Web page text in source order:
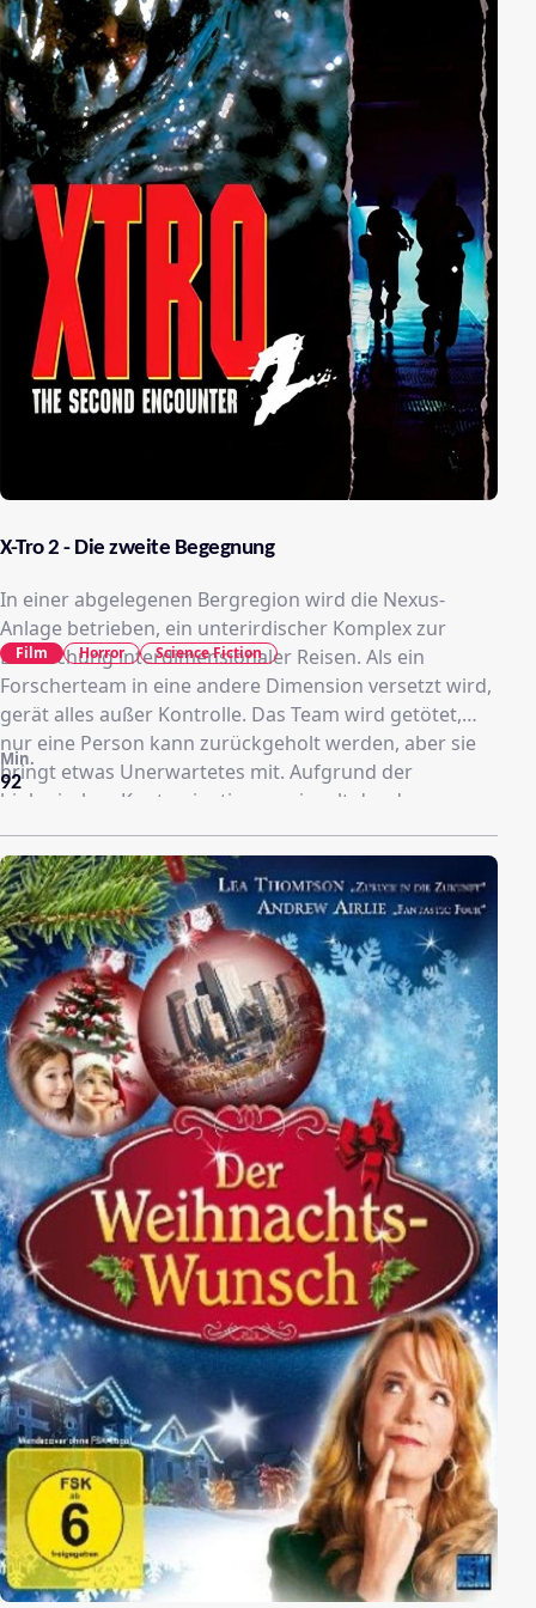
X-Tro 2 - Die zweite Begegnung
In einer abgelegenen Bergregion wird die Nexus-
Anlage betrieben, ein unterirdischer Komplex zur
Erforschung interdimensionaler Reisen. Als ein
Forscherteam in eine andere Dimension versetzt wird,
gerät alles außer Kontrolle. Das Team wird getötet,
nur eine Person kann zurückgeholt werden, aber sie
bringt etwas Unerwartetes mit. Aufgrund der
biologischen Kontamination versiegelt der den
Komplex kontrollierende Computer das Bauwerk und
beabsichtigt, die außerirdische Kreatur mit allen
verbleibenden Überlebenden auszulöschen
92
Min.
Film Horror Science Fiction